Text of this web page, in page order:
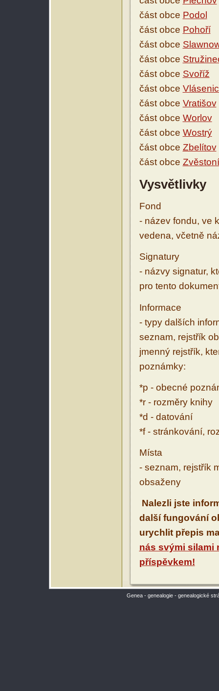
část obce Podol
část obce Pohoří
část obce
část obce
část obce Svoříž
část obce
část obce Vratišov
část obce Worlov
část obce Wostrý
část obce Zbelítov
část obce
Vysvětlivky
Fond
- název fondu, ve
vedena, včetně
Signatury
- názvy signatur,
pro tento
Informace
- typy dalších
seznam, rejstřík
jmenný rejstřík,
poznámky:
*p - obecné
*r - rozměry knihy
*d - datování
*f - stránkování,
Místa
- seznam, rejstřík
obsaženy
Nalezli jste
další fungování
urychlit přepis
nás svými silami
příspěvkem!
Genea - genealogie - genealogické